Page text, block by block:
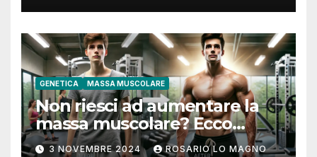
GENETICA MASSA MUSCOLARE
Non riesci ad aumentare la
massa muscolare? Ecco
come fare!
3 NOVEMBRE 2024 ROSARIO LO MAGNO